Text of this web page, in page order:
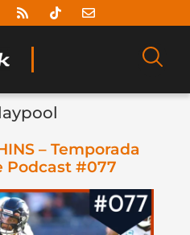
– Temporada
Podcast #077